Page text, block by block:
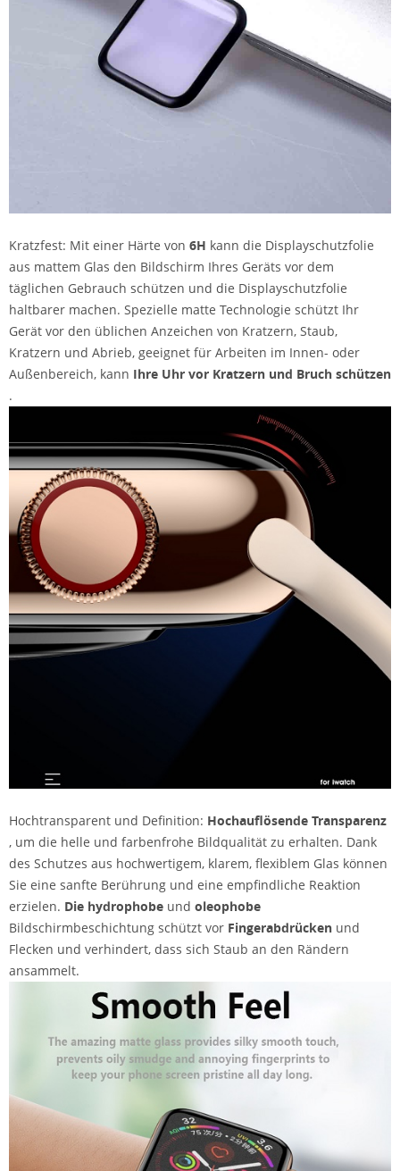
Kratzfest: Mit einer Härte von 6H kann die Displayschutzfolie
aus mattem Glas den Bildschirm Ihres Geräts vor dem
täglichen Gebrauch schützen und die Displayschutzfolie
haltbarer machen. Spezielle matte Technologie schützt Ihr
Gerät vor den üblichen Anzeichen von Kratzern, Staub,
Kratzern und Abrieb, geeignet für Arbeiten im Innen- oder
Außenbereich, kann Ihre Uhr vor Kratzern und Bruch schützen
.
Hochtransparent und Definition: Hochauflösende Transparenz
, um die helle und farbenfrohe Bildqualität zu erhalten. Dank
des Schutzes aus hochwertigem, klarem, flexiblem Glas können
Sie eine sanfte Berührung und eine empfindliche Reaktion
erzielen. Die hydrophobe und oleophobe
Bildschirmbeschichtung schützt vor Fingerabdrücken und
Flecken und verhindert, dass sich Staub an den Rändern
ansammelt.